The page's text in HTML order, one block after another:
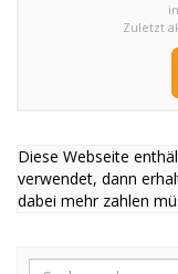
Zuletzt
Diese Webseite
verwendet, dann
dabei mehr zahlen